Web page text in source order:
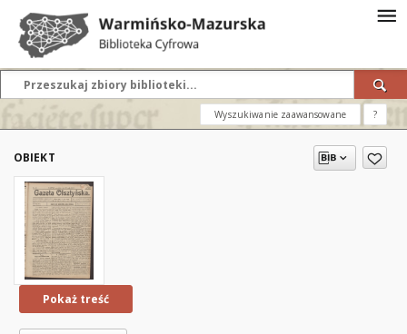
Wyszukiwanie zaawansowane ?
OBIEKT
Pokaż treść